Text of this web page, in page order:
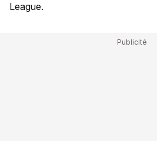
League.